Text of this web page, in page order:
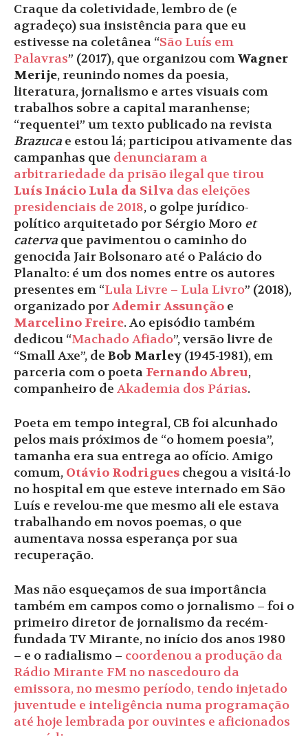
Craque da coletividade, lembro de (e
agradeço) sua insistência para que eu
estivesse na coletânea “São Luís em
Palavras” (2017), que organizou comWagner
Merije, reunindo nomes da poesia,
literatura, jornalismo e artes visuais com
trabalhos sobre a capital maranhense;
“requentei” um texto publicado na revista
Brazuca e estou lá; participou ativamente das
campanhas que denunciaram a
arbitrariedade da prisão ilegal que tirou
Luís Inácio Lula da Silva das eleições
presidenciais de 2018, o golpe jurídico-
político arquitetado por Sérgio Moro et
caterva que pavimentou o caminho do
genocida Jair Bolsonaro até o Palácio do
Planalto: é um dos nomes entre os autores
presentes em “Lula Livre – Lula Livro” (2018),
organizado porAdemir Assunção e
Marcelino Freire. Ao episódio também
dedicou “Machado Afiado”, versão livre de
“Small Axe”, de Bob Marley (1945-1981), em
parceria com o poeta Fernando Abreu,
companheiro de Akademia dos Párias.
Poeta em tempo integral, CB foi alcunhado
pelos mais próximos de “o homem poesia”,
tamanha era sua entrega ao ofício. Amigo
comum, Otávio Rodrigues chegou a visitá-lo
no hospital em que esteve internado em São
Luís e revelou-me que mesmo ali ele estava
trabalhando em novos poemas, o que
aumentava nossa esperança por sua
recuperação.
Mas não esqueçamos de sua importância
também em campos como o jornalismo – foi o
primeiro diretor de jornalismo da recém-
fundada TV Mirante, no início dos anos 1980
– e o radialismo – coordenou a produção da
Rádio Mirante FM no nascedouro da
emissora, no mesmo período, tendo injetado
juventude e inteligência numa programação
até hoje lembrada por ouvintes e aficionados